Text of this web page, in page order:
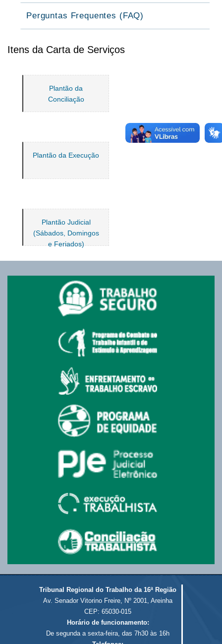
Itens da Carta de Serviços
Plantão da
Conciliação
Plantão da Execução
Plantão Judicial
(Sábados, Domingos
e Feriados)
Perguntas Frequentes (FAQ)
Tribunal Regional do Trabalho da 16ª Região
Av. Senador Vitorino Freire, Nº 2001, Areinha
CEP: 65030-015
Horário de funcionamento:
De segunda a sexta-feira, das 7h30 às 16h